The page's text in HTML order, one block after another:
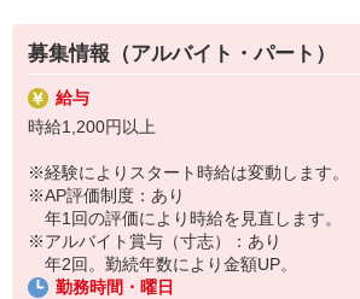
募集情報（アルバイト・パート）
給与
時給1,200円以上
※経験によりスタート時給は変動します。
※AP評価制度：あり
年1回の評価により時給を見直します。
※アルバイト賞与（寸志）：あり
年2回。勤続年数により金額UP。
勤務時間・曜日